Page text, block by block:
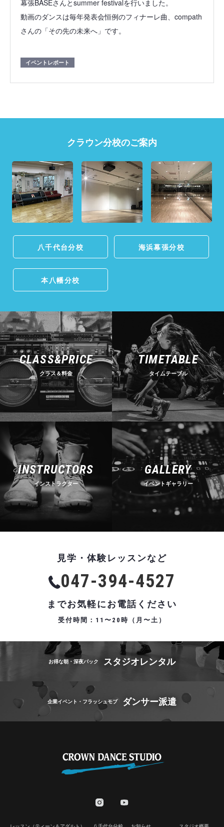
幕張BASEさんとsummer festivalを行いました。
動画のダンスは毎年発表会恒例のフィナーレ曲、compath
さんの「その先の未来へ」です。
イベントレポート
クラウン分校のご案内
八千代台分校 海浜幕張分校
本八幡分校
CLASS&PRICE
クラス＆料金
TIMETABLE
タイムテーブル
INSTRUCTORS
インストラクター
GALLERY
イベントギャラリー
見学・体験レッスンなど
047-394-4527
までお気軽にお電話ください
受付時間：11〜20時（月〜土）
お得な朝・深夜パック スタジオレンタル
企業イベント・フラッシュモブ ダンサー派遣